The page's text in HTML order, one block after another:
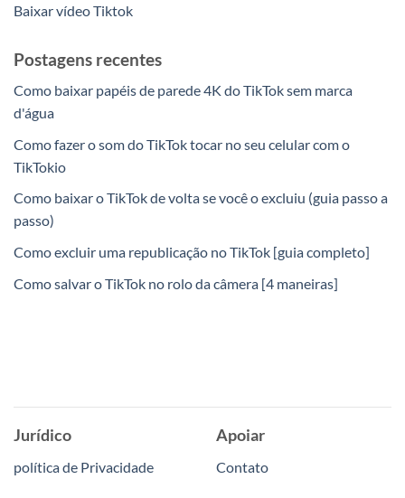
Baixar vídeo Tiktok
Postagens recentes
Como baixar papéis de parede 4K do TikTok sem marca
d'água
Como fazer o som do TikTok tocar no seu celular com o
TikTokio
Como baixar o TikTok de volta se você o excluiu (guia passo a
passo)
Como excluir uma republicação no TikTok [guia completo]
Como salvar o TikTok no rolo da câmera [4 maneiras]
Jurídico
política de Privacidade
Apoiar
Contato